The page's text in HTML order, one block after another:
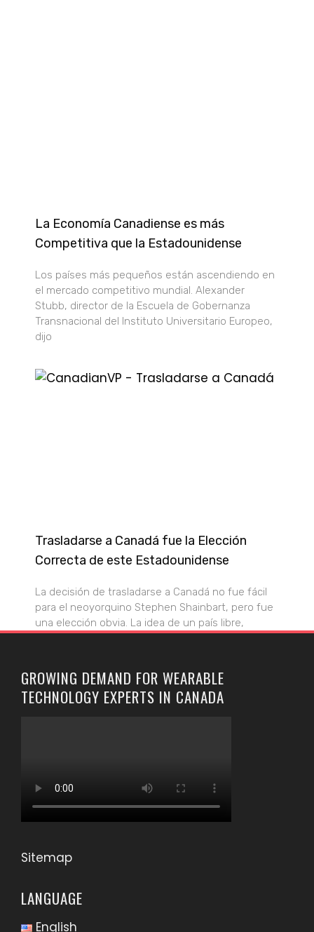
La Economía Canadiense es más
Competitiva que la Estadounidense
Los países más pequeños están ascendiendo en
el mercado competitivo mundial. Alexander
Stubb, director de la Escuela de Gobernanza
Transnacional del Instituto Universitario Europeo,
dijo
Trasladarse a Canadá fue la Elección
Correcta de este Estadounidense
La decisión de trasladarse a Canadá no fue fácil
para el neoyorquino Stephen Shainbart, pero fue
una elección obvia. La idea de un país libre,
GROWING DEMAND FOR WEARABLE
TECHNOLOGY EXPERTS IN CANADA
Sitemap
LANGUAGE
English